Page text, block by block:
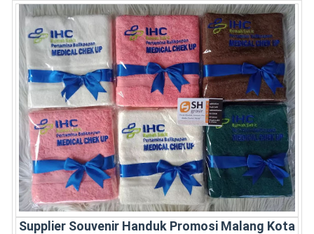
Supplier Souvenir Handuk Promosi Malang Kota